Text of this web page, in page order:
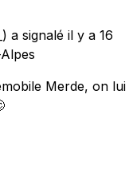
a signalé il y a 16
Merde, on lui